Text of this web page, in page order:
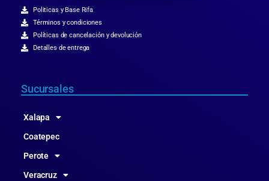
Politicas y Base Rifa
Términos y condiciones
Políticas de cancelación y devolución
Detalles de entrega
Sucursales
Xalapa
Coatepec
Perote
Veracruz